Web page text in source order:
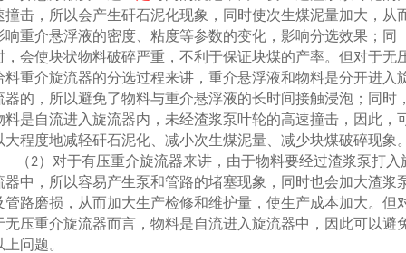
撞击，所以会产生矸石泥化现象，同时使次生煤泥量加大，从
响重介悬浮液的密度、粘度等参数的变化，影响分选效果；同
，会使块状物料破碎严重，不利于保证块煤的产率。但对于无
料重介旋流器的分选过程来讲，重介悬浮液和物料是分开进入
器的，所以避免了物料与重介悬浮液的长时间接触浸泡；同时
料是自流进入旋流器内，未经渣浆泵叶轮的高速撞击，因此，
大程度地减轻矸石泥化、减小次生煤泥量、减少块煤破碎现象
（2）对于有压重介旋流器来讲，由于物料要经过渣浆泵打入
器中，所以容易产生泵和管路的堵塞现象，同时也会加大渣浆
管路磨损，从而加大生产检修和维护量，使生产成本加大。但
无压重介旋流器而言，物料是自流进入旋流器中，因此可以避
上问题。